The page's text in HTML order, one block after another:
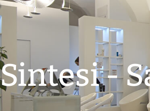
Sintesi -